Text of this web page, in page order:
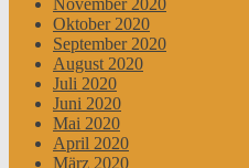
November 2020
Oktober 2020
September 2020
August 2020
Juli 2020
Juni 2020
Mai 2020
April 2020
März 2020